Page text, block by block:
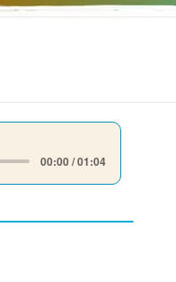
00:00 / 01:04